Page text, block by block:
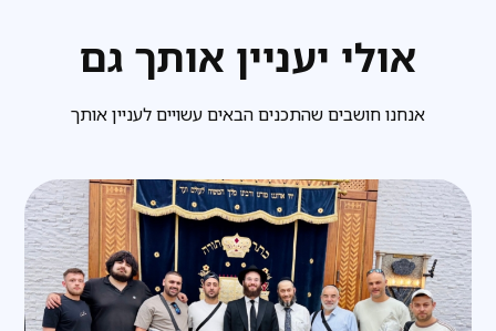
אולי יעניין אותך גם
אנחנו חושבים שהתכנים הבאים עשויים לעניין אותך